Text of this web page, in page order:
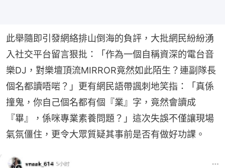
此舉隨即引發網絡排山倒海的負評，大批網民紛紛湧
入社交平台留言狠批：「作為一個自稱資深的電台音
樂DJ，對樂壇頂流MIRROR竟然如此陌生？連副隊長
個名都讀唔啱？」更有網民語帶諷刺地笑指：「真係
撞鬼，你自己個名都有個『業』字，竟然會讀成
『畢』，係咪專業素養問題？」這次失誤不僅讓現場
氣氛僵住，更令大眾質疑其事前是否有做好功課。